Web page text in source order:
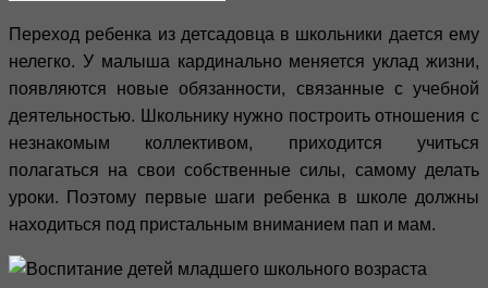
Переход ребенка из детсадовца в школьники дается ему
нелегко. У малыша кардинально меняется уклад жизни,
появляются новые обязанности, связанные с учебной
деятельностью. Школьнику нужно построить отношения с
незнакомым коллективом, приходится учиться
полагаться на свои собственные силы, самому делать
уроки. Поэтому первые шаги ребенка в школе должны
находиться под пристальным вниманием пап и мам.